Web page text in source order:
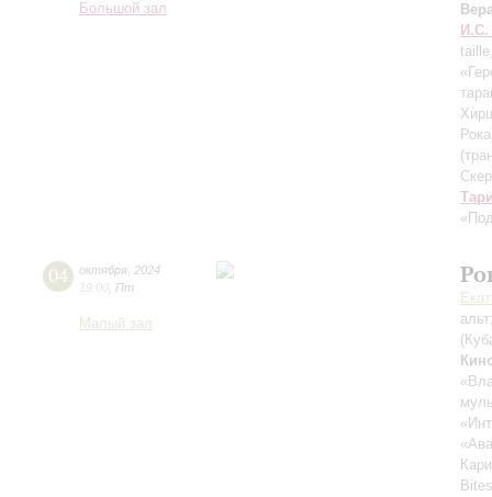
Большой зал
И.С.
04 октября 2024
19:00 Пт
Малый зал